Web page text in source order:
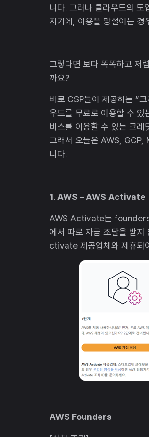
니다. 그러나 클라우드의 도
지기에, 이용을 망설이는 경
그렇다면 보다 똑똑하고 저
까요?
바로 CSP들이 제공하는 “
우드를 무료로 이용할 수 있
비스를 이용할 수 있는 크레
그래서 오늘은 AWS,
니다.
1. AWS – AWS Activate
AWS Activate는 founders
에서 따로 자금 조달을 받
ctivate 제공업체와 제휴되
AWS Founders